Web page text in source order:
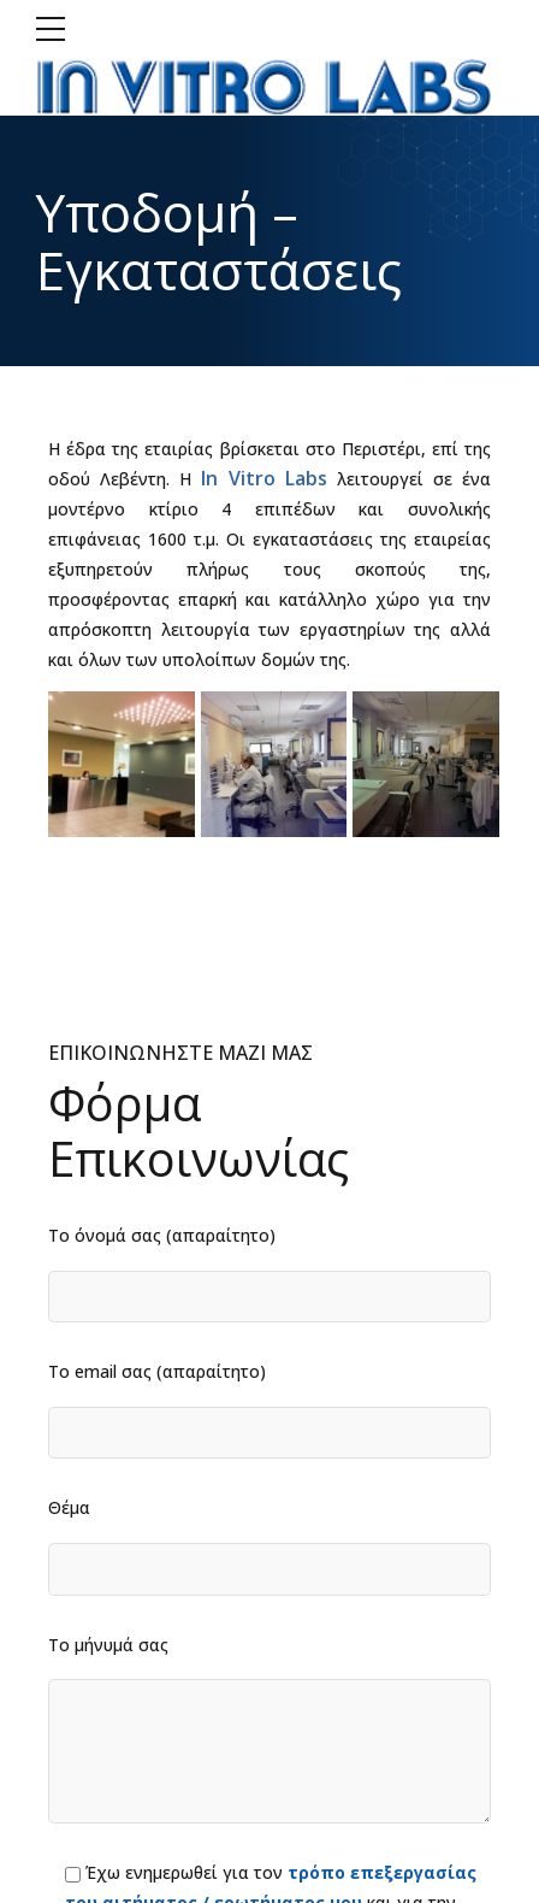
Υποδομή –
Εγκαταστάσεις
Η έδρα της εταιρίας βρίσκεται στο Περιστέρι, επί της
οδού Λεβέντη. Η In Vitro Labs λειτουργεί σε ένα
μοντέρνο κτίριο 4 επιπέδων και συνολικής
επιφάνειας 1600 τ.μ. Οι εγκαταστάσεις της εταιρείας
εξυπηρετούν πλήρως τους σκοπούς της,
προσφέροντας επαρκή και κατάλληλο χώρο για την
απρόσκοπτη λειτουργία των εργαστηρίων της αλλά
και όλων των υπολοίπων δομών της.
ΕΠΙΚΟΙΝΩΝΗΣΤΕ ΜΑΖΙ ΜΑΣ
Φόρμα
Επικοινωνίας
Το όνομά σας (απαραίτητο)
Το email σας (απαραίτητο)
Θέμα
Το μήνυμά σας
Έχω ενημερωθεί για τον τρόπο επεξεργασίας